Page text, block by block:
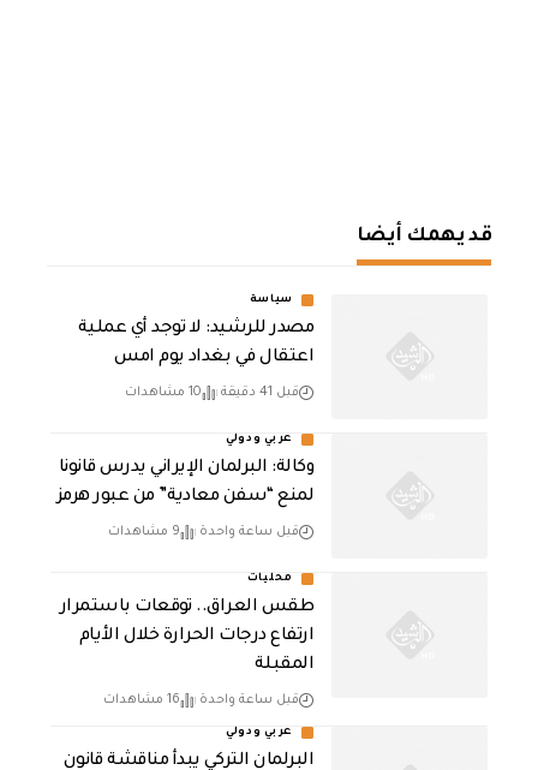
قد يهمك أيضا
سياسة
مصدر للرشيد: لا توجد أي عملية
اعتقال في بغداد يوم امس
قبل 41 دقيقة 10 مشاهدات
عربي ودولي
وكالة: البرلمان الإيراني يدرس قانونا
لمنع “سفن معادية” من عبور هرمز
قبل ساعة واحدة 9 مشاهدات
محليات
طقس العراق.. توقعات باستمرار
ارتفاع درجات الحرارة خلال الأيام
المقبلة
قبل ساعة واحدة 16 مشاهدات
عربي ودولي
البرلمان التركي يبدأ مناقشة قانون